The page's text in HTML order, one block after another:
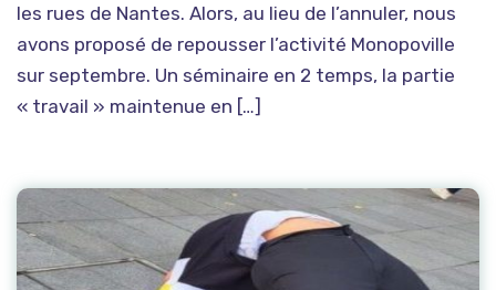
les rues de Nantes. Alors, au lieu de l’annuler, nous
avons proposé de repousser l’activité Monopoville
sur septembre. Un séminaire en 2 temps, la partie
« travail » maintenue en […]